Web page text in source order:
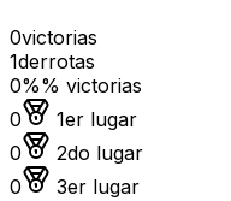
0victorias
1derrotas
0%% victorias
0
Medalla de oro
1er lugar
0
Medalla de plata
2do lugar
0
Medalla de bronce
3er lugar